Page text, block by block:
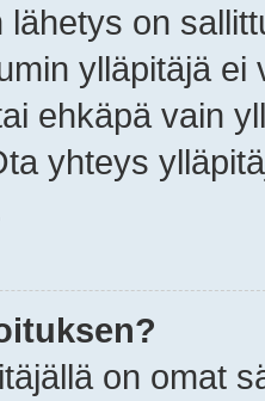
lähetys on
ylläpitäjä
ehkäpä vain
yhteys
on omat